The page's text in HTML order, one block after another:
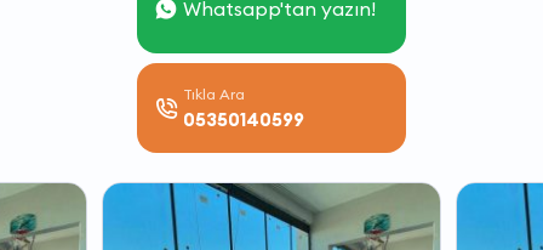
Whatsapp'tan yazın!
Tıkla Ara
05350140599